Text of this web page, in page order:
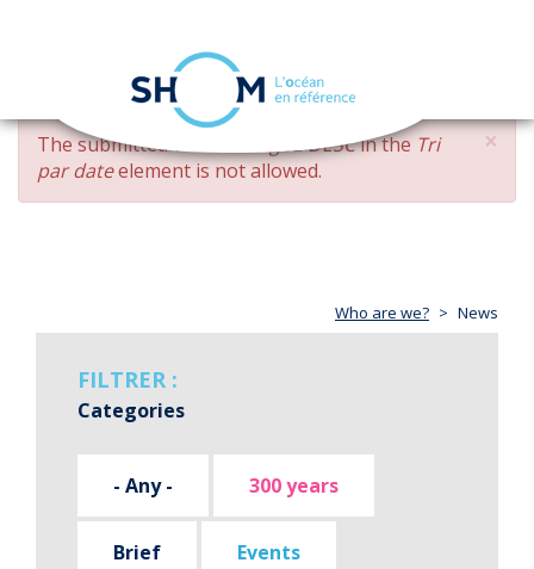
Skip
main
content
navigation
×
ERROR
MESSAGE
The submitted value changed DESCin the Tri
par dateelement is not allowed.
Who are we? News
FILTRER :
Categories
- Any - 300 years
Brief Events